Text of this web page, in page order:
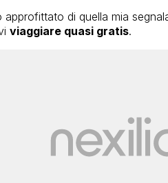
di quella mia
viaggiare quasi gratis.